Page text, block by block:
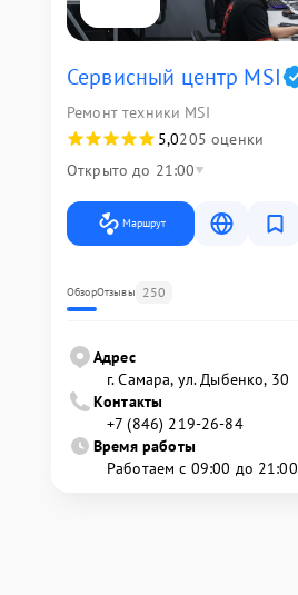
Сервисный центр MSI
Ремонт техники MSI
5,0205 оценки
Открыто до 21:00
Маршрут
ОбзорОтзывы 250
Адрес
г. Самара, ул. Дыбенко, 30
Контакты
+7 (846) 219-26-84
Время работы
Работаем с 09:00 до 21:00